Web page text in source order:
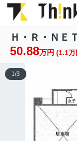
Ｈ・Ｒ・ＮＥ
50.88万円 (1.1万
1/3